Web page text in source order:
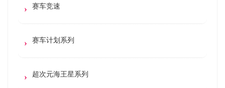
赛车竞速
赛车计划系列
超次元海王星系列